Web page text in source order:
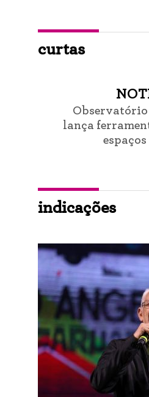
curtas
lança
indicações